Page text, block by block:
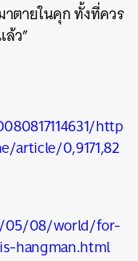
าตายในคุก ทั้งที่ควร
ว”
http
article/0,9171,82
05/08/world/for-
hangman.html